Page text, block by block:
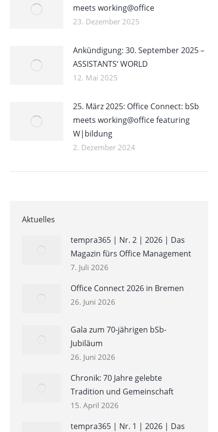
meets working@office
23. Dezember 2025
Ankündigung: 30. September 2025 –
ASSISTANTS‘ WORLD
12. Mai 2025
25. März 2025: Office Connect: bSb
meets working@office featuring
W|bildung
2. Dezember 2024
Aktuelles
tempra365 | Nr. 2 | 2026 | Das
Magazin fürs Office Management
7. Juli 2026
Office Connect 2026 in Bremen
26. Juni 2026
Gala zum 70-jährigen bSb-
Jubiläum
26. Juni 2026
Chronik: 70 Jahre gelebte
Tradition und Gemeinschaft
15. April 2026
tempra365 | Nr. 1 | 2026 | Das